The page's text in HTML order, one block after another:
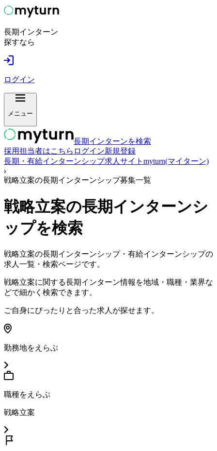
長期インターン
探すなら
ログイン
メニュー
長期インターンを検索
採用担当者はこちら ログイン新規登録
長期・有給インターンシップ求人サイトmyturn(マイターン)
戦略立案の長期インターンシップ募集一覧
戦略立案の長期インターンシ
ップを検索
戦略立案の長期インターンシップ・有給インターンシップの
求人一覧・検索ページです。
戦略立案に関する長期インターン情報を地域・職種・業界な
どで細かく検索できます。
ご自身にぴったりと合った求人が探せます。
勤務地をえらぶ
職種をえらぶ
戦略立案